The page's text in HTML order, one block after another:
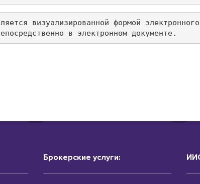
визуализированной формой
в электронном документе.
Брокерские услуги: